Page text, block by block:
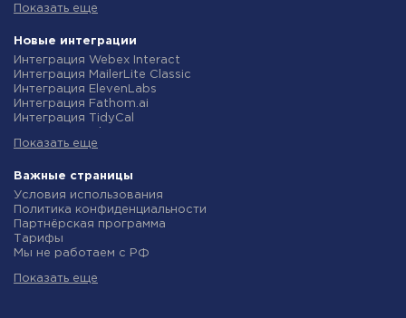
Интеграция Gmail
Интеграция Новая Почта
Интеграция Binotel
Интеграция OpenAI (ChatGPT)
Интеграция Prom
Интеграция Приват24
Интеграция OLX
Интеграция TurboSMS
Интеграция SendPulse
Интеграция Stream Telecom
Интеграция Google Analytics
Интеграция Creatio
Интеграция Ringostat
Интеграция Google Calendar
Интеграция Airtable
Интеграция RO App
Показать еще
Новые интеграции
Интеграция Webex Interact
Интеграция MailerLite Classic
Интеграция ElevenLabs
Интеграция Fathom.ai
Интеграция TidyCal
Интеграция Gist
Интеграция Straico
Интеграция Rows
Интеграция Firecrawl
Интеграция Binotel SmartCRM
Интеграция Perplexity AI
Интеграция Formbricks
Интеграция Getsitecontrol
Показать еще
Важные страницы
Условия использования
Политика конфиденциальности
Партнёрская программа
Тарифы
Мы не работаем с РФ
Индивидуальная разработка
Показать еще